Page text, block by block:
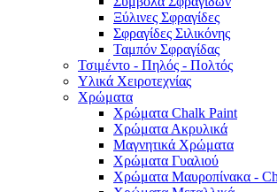
Ξύλινες Σφραγίδες
Σφραγίδες Σιλικόνης
Ταμπόν Σφραγίδας
Τσιμέντο - Πηλός - Πολτός
Υλικά Χειροτεχνίας
Χρώματα
Χρώματα Chalk Paint
Χρώματα Ακρυλικά
Μαγνητικά Χρώματα
Χρώματα Γυαλιού
Χρώματα Μαυροπίνακα -